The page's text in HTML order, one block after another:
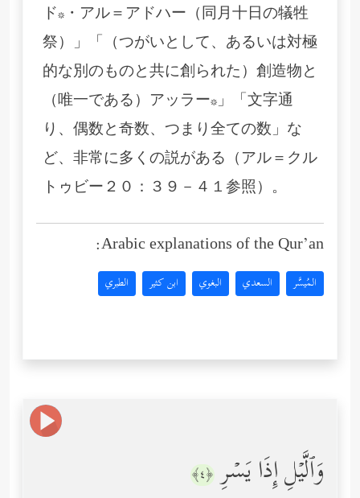
ド*・アル＝アドハー（同月十日の犠牲
祭）」「（つがいとして、あるいは対極
的な別のものと共に創られた）創造物と
（唯一である）アッラー*」「文字通
り、偶数と奇数、つまり全ての数」な
ど、非常に多くの説がある（アル＝クル
トゥビー２０：３９－４１参照）。
Arabic explanations of the Qur’an:
المُيسَّر السعدي البغوي ابن كثير الطبري
وَٱلَّیۡلِ إِذَا یَسۡرِ ﴿٤﴾